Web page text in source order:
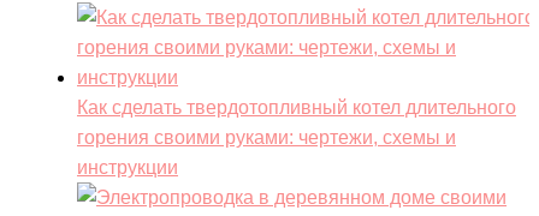
Как сделать твердотопливный котел длительного
горения своими руками: чертежи, схемы и
инструкции